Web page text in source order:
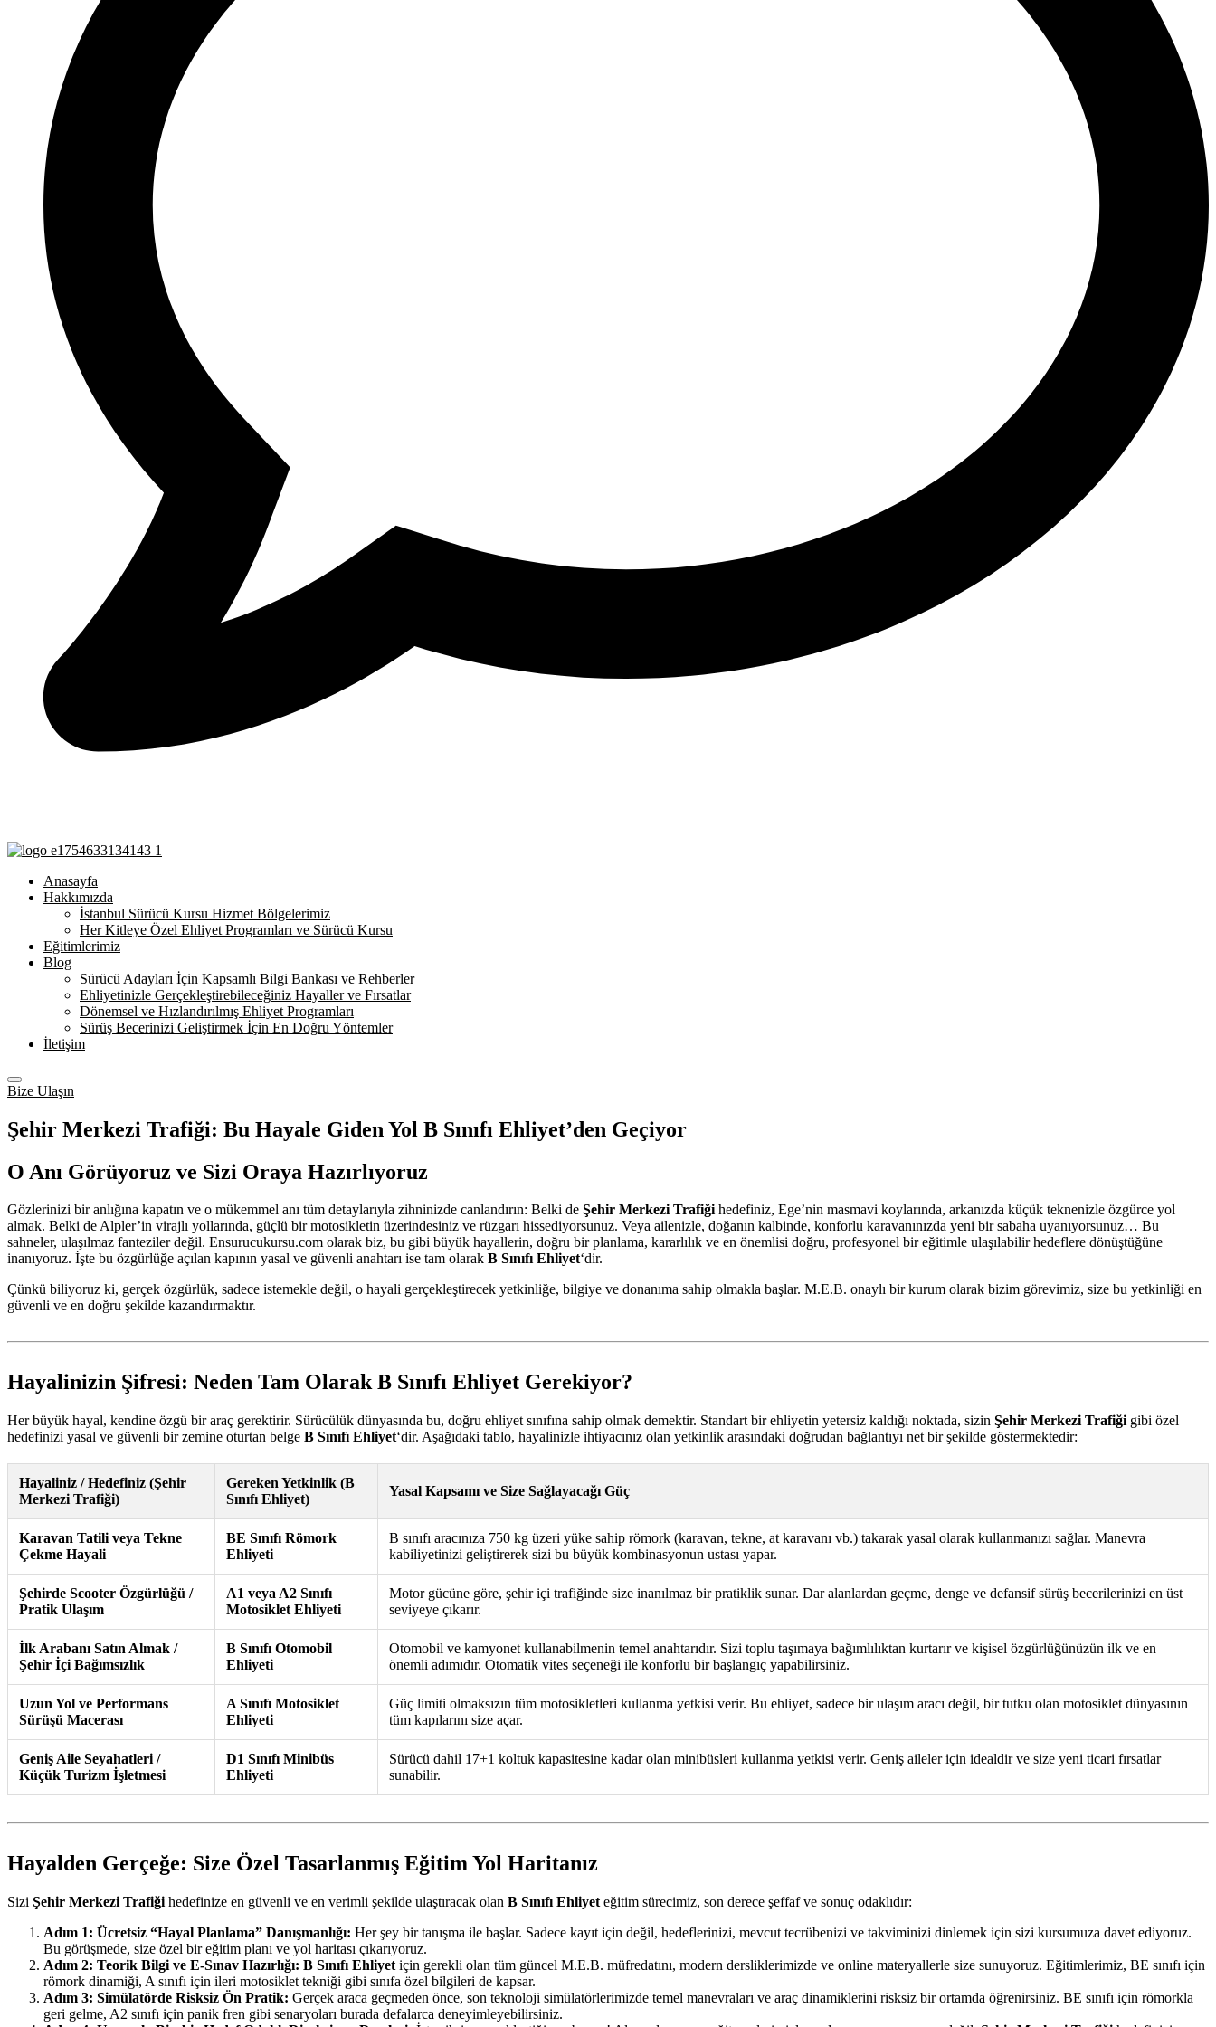
Anasayfa
Hakkımızda
İstanbul Sürücü Kursu Hizmet Bölgelerimiz
Her Kitleye Özel Ehliyet Programları ve Sürücü Kursu
Eğitimlerimiz
Blog
Sürücü Adayları İçin Kapsamlı Bilgi Bankası ve Rehberler
Ehliyetinizle Gerçekleştirebileceğiniz Hayaller ve Fırsatlar
Dönemsel ve Hızlandırılmış Ehliyet Programları
Sürüş Becerinizi Geliştirmek İçin En Doğru Yöntemler
İletişim
Bize Ulaşın
Şehir Merkezi Trafiği: Bu Hayale Giden Yol B Sınıfı Ehliyet’den Geçiyor
O Anı Görüyoruz ve Sizi Oraya Hazırlıyoruz
Gözlerinizi bir anlığına kapatın ve o mükemmel anı tüm detaylarıyla zihninizde canlandırın: Belki de Şehir Merkezi Trafiğihedefiniz, Ege’nin masmavi koylarında, arkanızda küçük teknenizle özgürce yol
almak. Belki de Alpler’in virajlı yollarında, güçlü bir motosikletin üzerindesiniz ve rüzgarı hissediyorsunuz. Veya ailenizle, doğanın kalbinde, konforlu karavanınızda yeni bir sabaha uyanıyorsunuz… Bu
sahneler, ulaşılmaz fanteziler değil. Ensurucukursu.com olarak biz, bu gibi büyük hayallerin, doğru bir planlama, kararlılık ve en önemlisi doğru, profesyonel bir eğitimle ulaşılabilir hedeflere dönüştüğüne
inanıyoruz. İşte bu özgürlüğe açılan kapının yasal ve güvenli anahtarı ise tam olarak B Sınıfı Ehliyet‘dir.
Çünkü biliyoruz ki, gerçek özgürlük, sadece istemekle değil, o hayali gerçekleştirecek yetkinliğe, bilgiye ve donanıma sahip olmakla başlar. M.E.B. onaylı bir kurum olarak bizim görevimiz, size bu yetkinliği en
güvenli ve en doğru şekilde kazandırmaktır.
Hayalinizin Şifresi: Neden Tam Olarak B Sınıfı Ehliyet Gerekiyor?
Her büyük hayal, kendine özgü bir araç gerektirir. Sürücülük dünyasında bu, doğru ehliyet sınıfına sahip olmak demektir. Standart bir ehliyetin yetersiz kaldığı noktada, sizin Şehir Merkezi Trafiği gibi özel
hedefinizi yasal ve güvenli bir zemine oturtan belge B Sınıfı Ehliyet‘dir. Aşağıdaki tablo, hayalinizle ihtiyacınız olan yetkinlik arasındaki doğrudan bağlantıyı net bir şekilde göstermektedir:
Hayaliniz / Hedefiniz (Şehir
Merkezi Trafiği)
Gereken Yetkinlik (B
Sınıfı Ehliyet)
Yasal Kapsamı ve Size Sağlayacağı Güç
Karavan Tatili veya Tekne
Çekme Hayali
BE Sınıfı Römork
Ehliyeti
B sınıfı aracınıza 750 kg üzeri yüke sahip römork (karavan, tekne, at karavanı vb.) takarak yasal olarak kullanmanızı sağlar. Manevra
kabiliyetinizi geliştirerek sizi bu büyük kombinasyonun ustası yapar.
Şehirde Scooter Özgürlüğü /
Pratik Ulaşım
A1 veya A2 Sınıfı
Motosiklet Ehliyeti
Motor gücüne göre, şehir içi trafiğinde size inanılmaz bir pratiklik sunar. Dar alanlardan geçme, denge ve defansif sürüş becerilerinizi en üst
seviyeye çıkarır.
İlk Arabanı Satın Almak /
Şehir İçi Bağımsızlık
B Sınıfı Otomobil
Ehliyeti
Otomobil ve kamyonet kullanabilmenin temel anahtarıdır. Sizi toplu taşımaya bağımlılıktan kurtarır ve kişisel özgürlüğünüzün ilk ve en
önemli adımıdır. Otomatik vites seçeneği ile konforlu bir başlangıç yapabilirsiniz.
Uzun Yol ve Performans
Sürüşü Macerası
A Sınıfı Motosiklet
Ehliyeti
Güç limiti olmaksızın tüm motosikletleri kullanma yetkisi verir. Bu ehliyet, sadece bir ulaşım aracı değil, bir tutku olan motosiklet dünyasının
tüm kapılarını size açar.
Geniş Aile Seyahatleri /
Küçük Turizm İşletmesi
D1 Sınıfı Minibüs
Ehliyeti
Sürücü dahil 17+1 koltuk kapasitesine kadar olan minibüsleri kullanma yetkisi verir. Geniş aileler için idealdir ve size yeni ticari fırsatlar
sunabilir.
Hayalden Gerçeğe: Size Özel Tasarlanmış Eğitim Yol Haritanız
Sizi Şehir Merkezi Trafiği hedefinize en güvenli ve en verimli şekilde ulaştıracak olan B Sınıfı Ehliyet eğitim sürecimiz, son derece şeffaf ve sonuç odaklıdır:
Adım 1: Ücretsiz “Hayal Planlama” Danışmanlığı: Her şey bir tanışma ile başlar. Sadece kayıt için değil, hedeflerinizi, mevcut tecrübenizi ve takviminizi dinlemek için sizi kursumuza davet ediyoruz.
Bu görüşmede, size özel bir eğitim planı ve yol haritası çıkarıyoruz.
Adım 2: Teorik Bilgi ve E-Sınav Hazırlığı: B Sınıfı Ehliyet için gerekli olan tüm güncel M.E.B. müfredatını, modern dersliklerimizde ve online materyallerle size sunuyoruz. Eğitimlerimiz, BE sınıfı için
römork dinamiği, A sınıfı için ileri motosiklet tekniği gibi sınıfa özel bilgileri de kapsar.
Adım 3: Simülatörde Risksiz Ön Pratik: Gerçek araca geçmeden önce, son teknoloji simülatörlerimizde temel manevraları ve araç dinamiklerini risksiz bir ortamda öğrenirsiniz. BE sınıfı için römorkla
geri gelme, A2 sınıfı için panik fren gibi senaryoları burada defalarca deneyimleyebilirsiniz.